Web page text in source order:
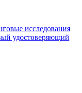
исследования
удостоверяющий